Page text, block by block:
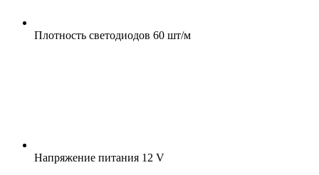
Плотность светодиодов 60 шт/м
Напряжение питания 12 V